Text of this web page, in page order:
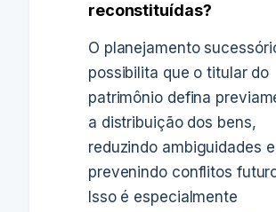
reconstituídas?
O planejamento
possibilita que o titular do
patrimônio defina
a distribuição dos bens,
reduzindo ambiguidades e
prevenindo conflitos
Isso é especialmente